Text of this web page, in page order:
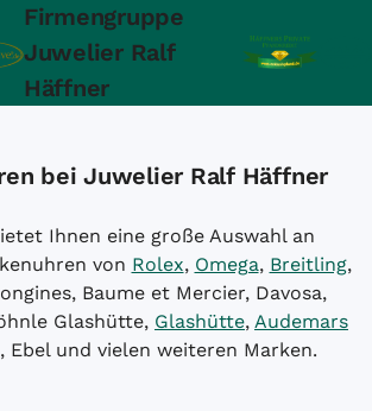
Firmengruppe
Juwelier Ralf
Häffner
bei Juwelier Ralf Häffner
Ihnen eine große Auswahl an
von Rolex, Omega, Breitling,
Baume et Mercier, Davosa,
Glashütte, Glashütte, Audemars
Ebel und vielen weiteren Marken.